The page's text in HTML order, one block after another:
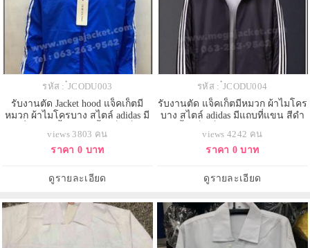
รหัส : ๋JCODU003
รับงานตัด Jacket hood แจ็คเก็ตมี
หมวก ผ้าไมโครบาง สไตล์ adidas มี
ลม Jacket sport +แจ็คเก็ตใส่วิ่งออก
กำลังกาย 063-632-6441
views 3803 คน
ราคา 0 บาท
ดูรายละเอียด
รหัส : ๋JCODU004
รับงานตัด แจ็คเก็ตมีหมวก ผ้าไมโคร
บาง สไตล์ adidas มีแถบที่แขน สีดำ
+แจ็คเก็ตใส่วิ่งออกกำลังกาย 063-
632-6441
views 4242 คน
ราคา 0 บาท
ดูรายละเอียด